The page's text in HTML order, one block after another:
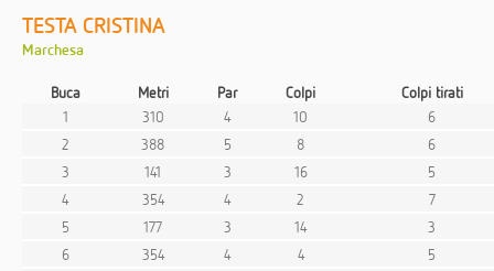
TESTA CRISTINA
Marchesa
Buca Metri Par Colpi
Colpi tirati
1
310 4 10
6
2
388 5 8
6
3
141 3 16
5
4
354 4 2
7
5
177 3 14
3
6
354 4 4
5